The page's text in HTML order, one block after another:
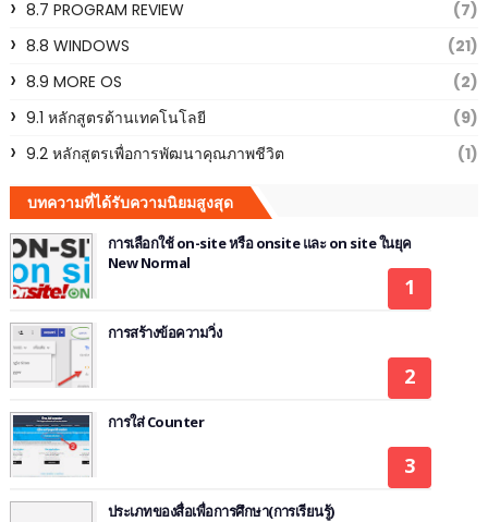
8.7 PROGRAM REVIEW
(7)
8.8 WINDOWS
(21)
8.9 MORE OS
(2)
9.1 หลักสูตรด้านเทคโนโลยี
(9)
9.2 หลักสูตรเพื่อการพัฒนาคุณภาพชีวิต
(1)
บทความที่ได้รับความนิยมสูงสุด
การเลือกใช้ on-site หรือ onsite และ on site ในยุค
New Normal
การสร้างข้อความวิ่ง
การใส่ Counter
ประเภทของสื่อเพื่อการศึกษา(การเรียนรู้)